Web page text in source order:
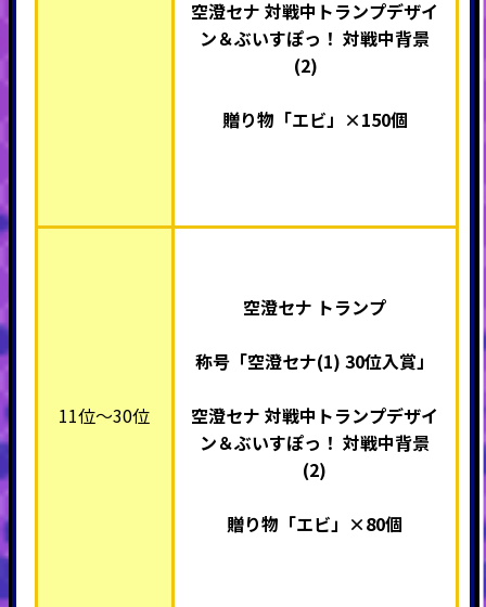
空澄セナ 対戦中トランプデザイ
ン＆ぶいすぽっ！ 対戦中背景
(2)
贈り物「エビ」×150個
11位～30位
空澄セナ トランプ
称号「空澄セナ(1) 30位入賞」
空澄セナ 対戦中トランプデザイ
ン＆ぶいすぽっ！ 対戦中背景
(2)
贈り物「エビ」×80個